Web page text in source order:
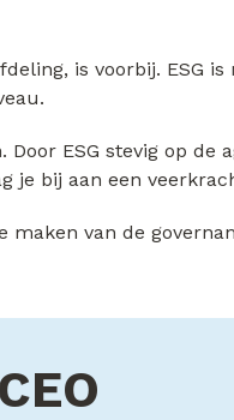
is voorbij. ESG
ESG stevig op
je bij aan een
van de